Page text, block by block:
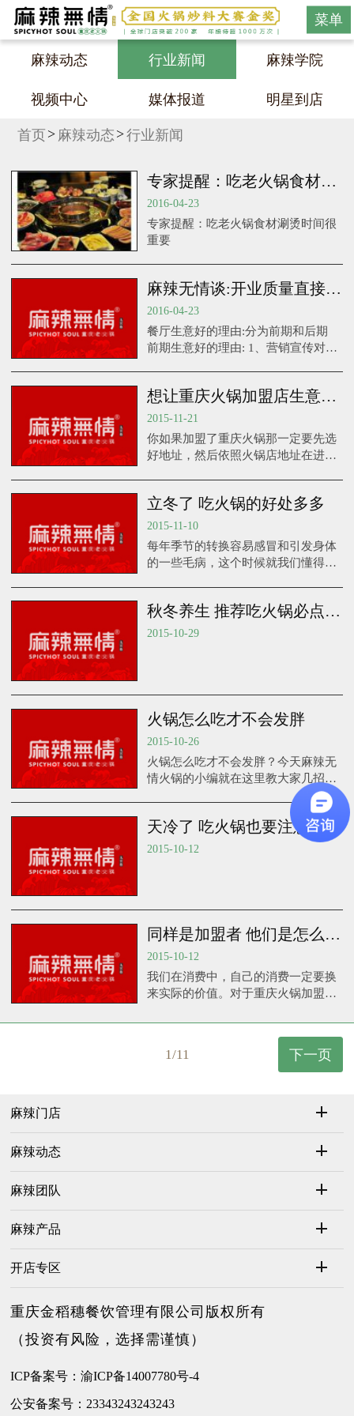
菜单
麻辣动态 行业新闻 麻辣学院
视频中心 媒体报道 明星到店
首页 麻辣动态 行业新闻
专家提醒：吃老火锅食材涮烫时间很重要
2016-04-23
专家提醒：吃老火锅食材涮烫时间很
重要
麻辣无情谈:开业质量直接影响门店生意好坏的因素
2016-04-23
餐厅生意好的理由:分为前期和后期
前期生意好的理由: 1、营销宣传对于
什么来吃的问题) 3、宣传的人群有想让重庆火锅加盟店生意更火选地址绝对是关键
2015-11-21
你如果加盟了重庆火锅那一定要先选
好地址，然后依照火锅店地址在进行
有这样的疑问？说为什么一丁要选好
的地址生意会好呢？
立冬了 吃火锅的好处多多
2015-11-10
每年季节的转换容易感冒和引发身体
的一些毛病，这个时候就我们懂得养
了这两点，冬天吃火锅还远远不止有
这些好处，大家一起来看看吧！
秋冬养生 推荐吃火锅必点菜品
2015-10-29
火锅怎么吃才不会发胖
2015-10-26
火锅怎么吃才不会发胖？今天麻辣无
情火锅的小编就在这里教大家几招，
让你吃火锅，还不发胖，听到这个消
息是不是心里乐开花了！进来看看吧
天冷了 吃火锅也要注意健康哦
2015-10-12
同样是加盟者 他们是怎么去了解火锅加盟
2015-10-12
我们在消费中，自己的消费一定要换
来实际的价值。对于重庆火锅加盟的
解下，然后去实地考察下。
1/11 下一页
麻辣门店
麻辣动态
麻辣团队
麻辣产品
开店专区
重庆金稻穗餐饮管理有限公司版权所有
（投资有风险，选择需谨慎）
ICP备案号：渝ICP备14007780号-4
公安备案号：23343243243243